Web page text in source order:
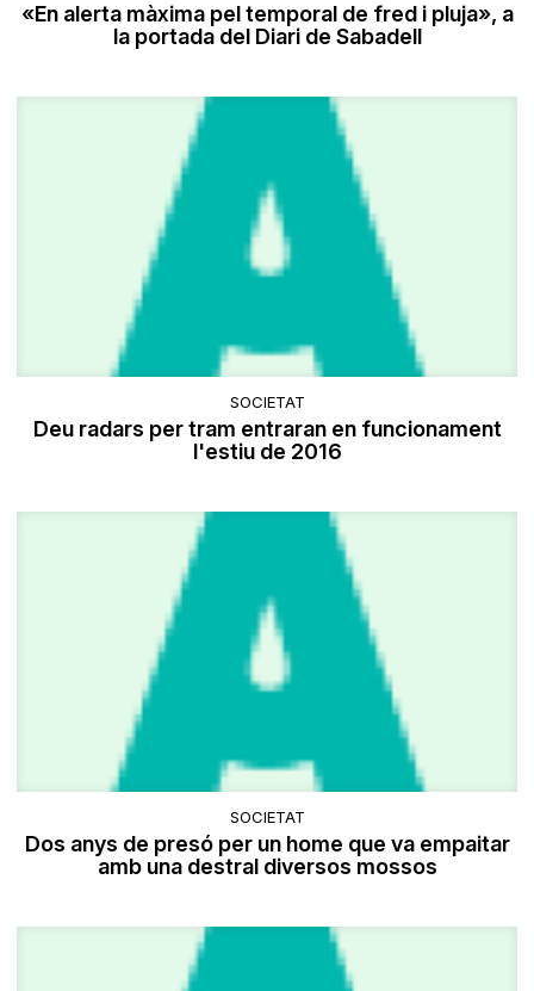
«En alerta màxima pel temporal de fred i pluja», a
la portada del Diari de Sabadell
SOCIETAT
Deu radars per tram entraran en funcionament
l'estiu de 2016
SOCIETAT
Dos anys de presó per un home que va empaitar
amb una destral diversos mossos